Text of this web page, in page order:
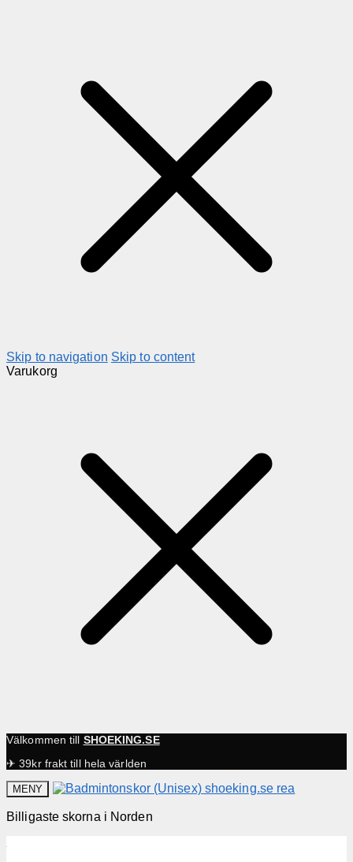
Skip to navigation Skip to content
Varukorg
Välkommen till SHOEKING.SE
✈ 39kr frakt till hela världen
MENY
Billigaste skorna i Norden